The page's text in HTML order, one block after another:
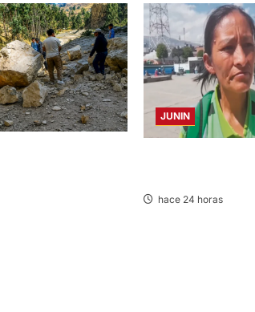
JUNIN
hace 24 horas